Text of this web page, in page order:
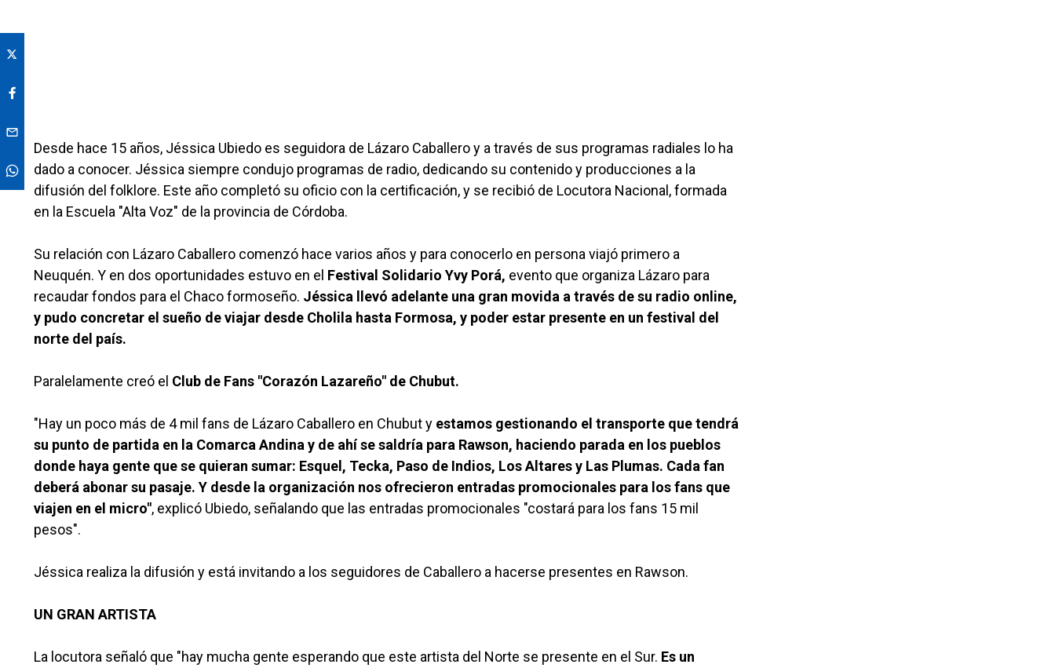
Desde hace 15 años, Jéssica Ubiedo es seguidora de Lázaro Caballero y a través de sus programas radiales lo ha
dado a conocer. Jéssica siempre condujo programas de radio, dedicando su contenido y producciones a la
difusión del folklore. Este año completó su oficio con la certificación, y se recibió de Locutora Nacional, formada
en la Escuela "Alta Voz" de la provincia de Córdoba.
Su relación con Lázaro Caballero comenzó hace varios años y para conocerlo en persona viajó primero a
Neuquén. Y en dos oportunidades estuvo en el Festival Solidario Yvy Porá, evento que organiza Lázaro para
recaudar fondos para el Chaco formoseño. Jéssica llevó adelante una gran movida a través de su radio online,
y pudo concretar el sueño de viajar desde Cholila hasta Formosa, y poder estar presente en un festival del
norte del país.
Paralelamente creó el Club de Fans "Corazón Lazareño" de Chubut.
"Hay un poco más de 4 mil fans de Lázaro Caballero en Chubut y estamos gestionando el transporte que tendrá
su punto de partida en la Comarca Andina y de ahí se saldría para Rawson, haciendo parada en los pueblos
donde haya gente que se quieran sumar: Esquel, Tecka, Paso de Indios, Los Altares y Las Plumas. Cada fan
deberá abonar su pasaje. Y desde la organización nos ofrecieron entradas promocionales para los fans que
viajen en el micro", explicó Ubiedo, señalando que las entradas promocionales "costará para los fans 15 mil
pesos".
Jéssica realiza la difusión y está invitando a los seguidores de Caballero a hacerse presentes en Rawson.
UN GRAN ARTISTA
La locutora señaló que "hay mucha gente esperando que este artista del Norte se presente en el Sur. Es un